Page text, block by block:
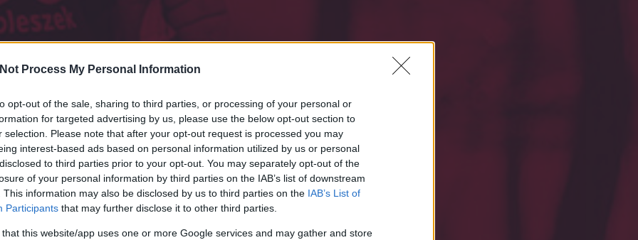
Process My Personal Information
opt-out of the sale, sharing to third parties, or processing of your personal or
for targeted advertising by us, please use the below opt-out section to
selection. Please note that after your opt-out request is processed you may
interest-based ads based on personal information utilized by us or personal
to third parties prior to your opt-out. You may separately opt-out of the
of your personal information by third parties on the IAB’s list of downstream
This information may also be disclosed by us to third parties on the IAB’s List of
Participants that may further disclose it to other third parties.
that this website/app uses one or more Google services and may gather and store
időkell.